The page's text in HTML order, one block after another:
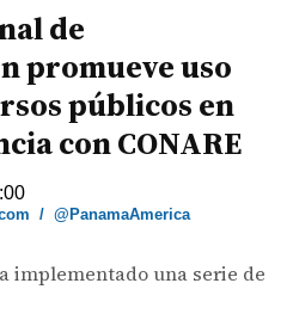
de
promueve uso
públicos en
con CONARE
/@PanamaAmerica
implementado una serie de